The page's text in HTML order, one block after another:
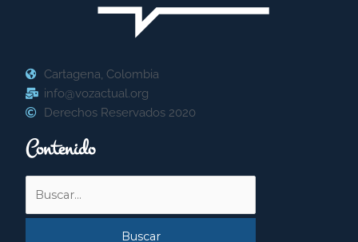
Cartagena, Colombia
info@vozactual.org
Derechos Reservados 2020
Contenido
por: